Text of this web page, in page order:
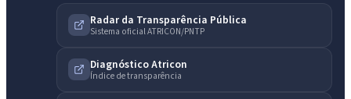
Radar da Transparência Pública
Sistema oficial ATRICON/PNTP
Diagnóstico Atricon
Índice de transparência